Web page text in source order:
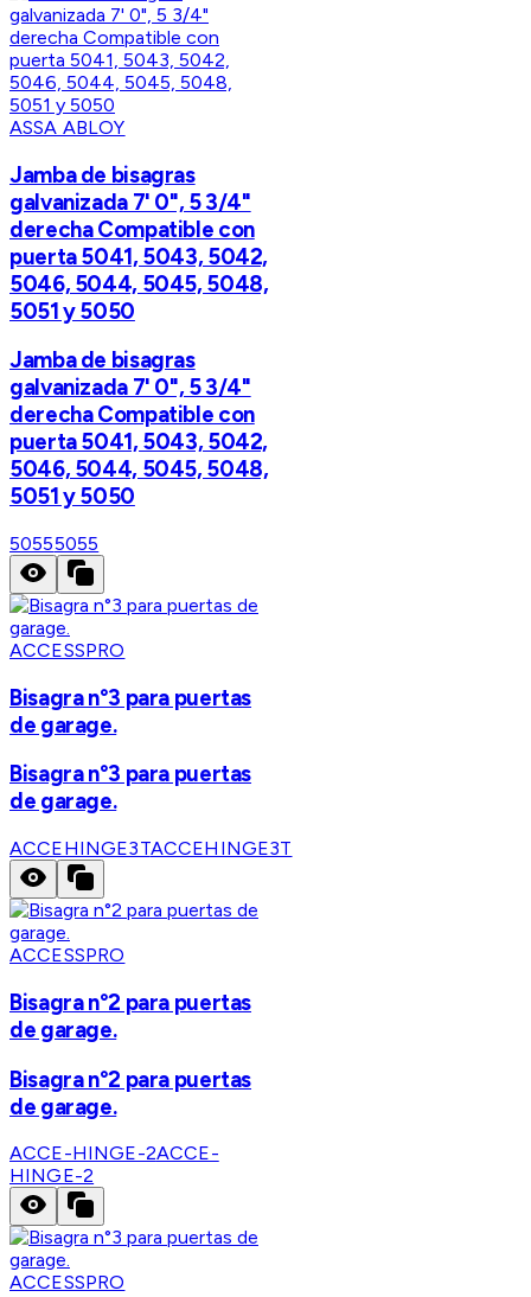
ASSA ABLOY
Jamba de bisagras
galvanizada 7' 0", 5 3/4"
derecha Compatible con
puerta 5041, 5043, 5042,
5046, 5044, 5045, 5048,
5051 y 5050
Jamba de bisagras
galvanizada 7' 0", 5 3/4"
derecha Compatible con
puerta 5041, 5043, 5042,
5046, 5044, 5045, 5048,
5051 y 5050
50555055
ACCESSPRO
Bisagra n°3 para puertas
de garage.
Bisagra n°3 para puertas
de garage.
ACCEHINGE3TACCEHINGE3T
ACCESSPRO
Bisagra n°2 para puertas
de garage.
Bisagra n°2 para puertas
de garage.
ACCE-HINGE-2ACCE-
HINGE-2
ACCESSPRO